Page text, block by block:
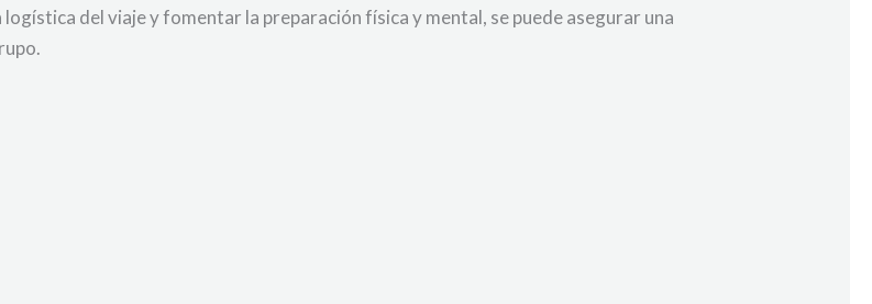
del viaje y fomentar la preparación física y mental, se puede asegurar una